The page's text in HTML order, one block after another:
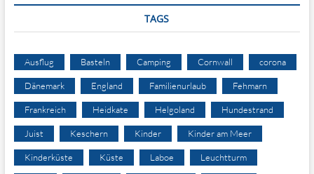
TAGS
Ausflug Basteln Camping Cornwall corona
Dänemark England Familienurlaub Fehmarn
Frankreich Heidkate Helgoland Hundestrand
Juist Keschern Kinder Kinder am Meer
Kinderküste Küste Laboe Leuchtturm